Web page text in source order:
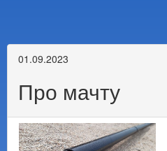
01.09.2023
Про мачту